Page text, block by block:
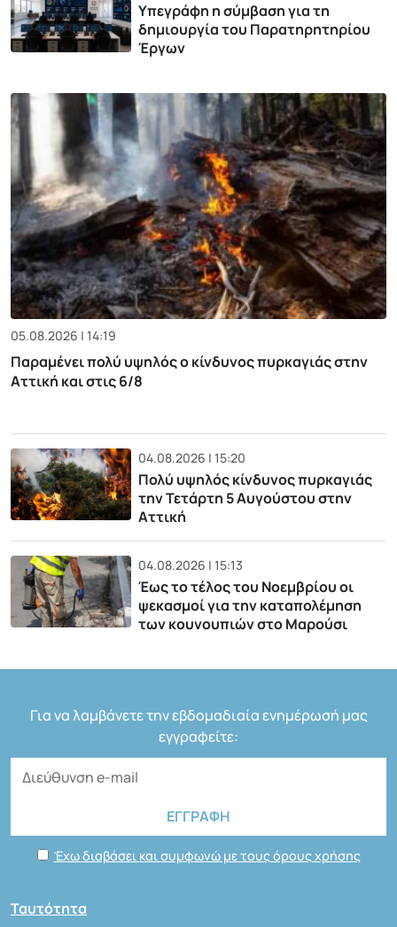
Υπεγράφη η σύμβαση για τη
δημιουργία του Παρατηρητηρίου
Έργων
05.08.2026 | 14:19
Παραμένει πολύ υψηλός ο κίνδυνος πυρκαγιάς στην
Αττική και στις 6/8
04.08.2026 | 15:20
Πολύ υψηλός κίνδυνος πυρκαγιάς
την Τετάρτη 5 Αυγούστου στην
Αττική
04.08.2026 | 15:13
Έως το τέλος του Νοεμβρίου οι
ψεκασμοί για την καταπολέμηση
των κουνουπιών στο Μαρούσι
Για να λαμβάνετε την εβδομαδιαία ενημέρωσή μας
εγγραφείτε:
Έχω διαβάσει και συμφωνώ με τους όρους χρήσης
Ταυτότητα